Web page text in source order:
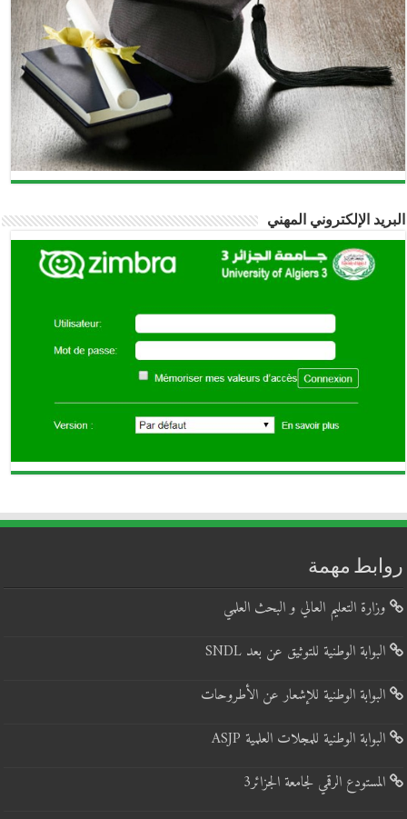
الإلكتروني المهني
مهمة
وزارة التعليم العالي و البحث العلمي
البوابة الوطنية للتوثيق عن بعد SNDL
البوابة الوطنية للإشعار عن الأطروحات
البوابة الوطنية للمجلات العلمية ASJP
المستودع الرقمي لجامعة الجزائر3